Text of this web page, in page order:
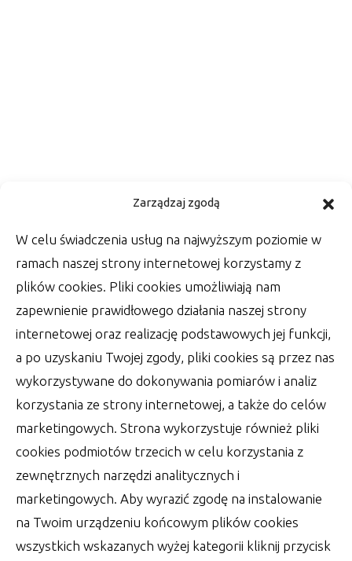
Zarządzaj zgodą
W celu świadczenia usług na najwyższym poziomie w
ramach naszej strony internetowej korzystamy z
plików cookies. Pliki cookies umożliwiają nam
zapewnienie prawidłowego działania naszej strony
internetowej oraz realizację podstawowych jej funkcji,
a po uzyskaniu Twojej zgody, pliki cookies są przez nas
wykorzystywane do dokonywania pomiarów i analiz
korzystania ze strony internetowej, a także do celów
marketingowych. Strona wykorzystuje również pliki
cookies podmiotów trzecich w celu korzystania z
zewnętrznych narzędzi analitycznych i
marketingowych. Aby wyrazić zgodę na instalowanie
na Twoim urządzeniu końcowym plików cookies
wszystkich wskazanych wyżej kategorii kliknij przycisk
Kwestia ślubnej fotografii –
zadbaj o oprawę zdjęć
Wśród rzeczy, które zrobić muszą Państwo
Młodzi w dniu swojego ślubu, jest wiele
szablonowych
autor: Lucjan 30 czerwca 2022